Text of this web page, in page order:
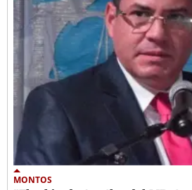
MONTOS